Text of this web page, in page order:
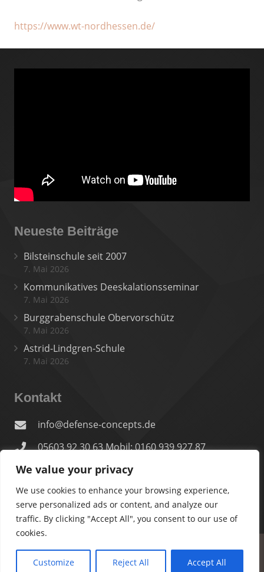
We value your privacy
We use cookies to enhance your browsing experience,
serve personalized ads or content, and analyze our
traffic. By clicking "Accept All", you consent to our use of
cookies.
Customize Reject All Accept All
https://www.wt-nordhessen.de/
Neueste Beiträge
Bilsteinschule seit 2007
7. Mai 2026
Kommunikatives Deeskalationsseminar
7. Mai 2026
Burggrabenschule Obervorschütz
7. Mai 2026
Astrid-Lindgren-Schule
7. Mai 2026
Kontakt
info@defense-concepts.de
05603 92 30 63 Mobil: 0160 939 927 87
In der Lache 28, 34295 Edermünde
© 2026 defense-concepts